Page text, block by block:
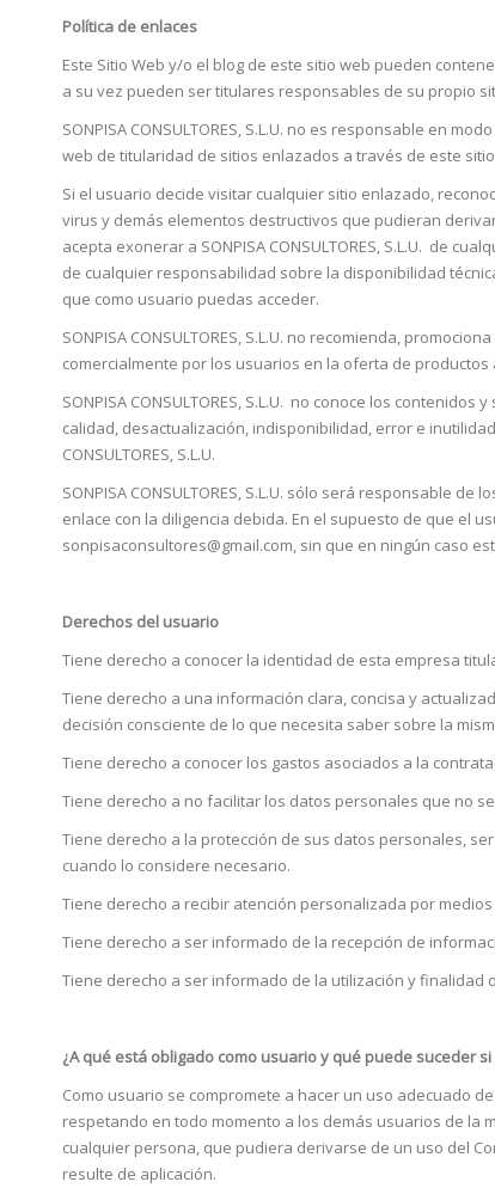
Política de enlaces
Este Sitio Web y/o el blog de este sitio web pueden
a su vez pueden ser titulares responsables de su propio
SONPISA CONSULTORES, S.L.U. no es responsable en
web de titularidad de sitios enlazados a través de este
Si el usuario decide visitar cualquier sitio enlazado,
virus y demás elementos destructivos que pudieran
acepta exonerar a SONPISA CONSULTORES, S.L.U. de
de cualquier responsabilidad sobre la disponibilidad
que como usuario puedas acceder.
SONPISA CONSULTORES, S.L.U. no recomienda,
comercialmente por los usuarios en la oferta de productos
SONPISA CONSULTORES, S.L.U. no conoce los
calidad, desactualización, indisponibilidad, error e
CONSULTORES, S.L.U.
SONPISA CONSULTORES, S.L.U. sólo será responsable
enlace con la diligencia debida. En el supuesto de que el
sonpisaconsultores@gmail.com, sin que en ningún caso
Derechos del usuario
Tiene derecho a conocer la identidad de esta empresa
Tiene derecho a una información clara, concisa y
decisión consciente de lo que necesita saber sobre la
Tiene derecho a conocer los gastos asociados a la
Tiene derecho a no facilitar los datos personales que no
Tiene derecho a la protección de sus datos personales,
cuando lo considere necesario.
Tiene derecho a recibir atención personalizada por
Tiene derecho a ser informado de la recepción de
Tiene derecho a ser informado de la utilización y
¿A qué está obligado como usuario y qué puede suceder
Como usuario se compromete a hacer un uso adecuado
respetando en todo momento a los demás usuarios de la
cualquier persona, que pudiera derivarse de un uso del
resulte de aplicación.